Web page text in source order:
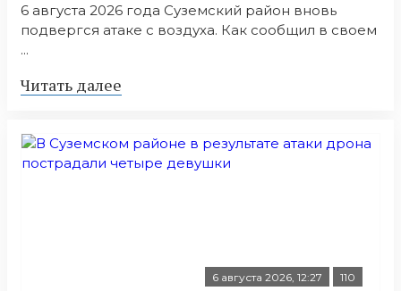
6 августа 2026 года Суземский район вновь
подвергся атаке с воздуха. Как сообщил в своем
...
Читать далее
6 августа 2026, 12:27 110